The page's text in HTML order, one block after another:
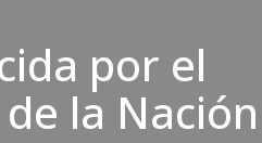
por el
la Nación